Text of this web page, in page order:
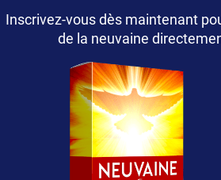
Inscrivez-vous dès maintenant
de la neuvaine